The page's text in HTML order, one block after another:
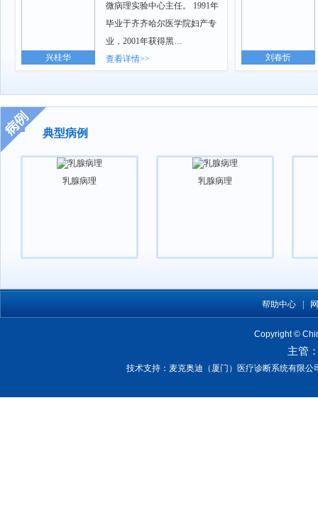
兴桂华
微病理实验中心主任。 1991年
毕业于齐齐哈尔医学院妇产专
业，2001年获得黑…
查看详情>>
刘春忻
典型病例
乳腺病理 乳腺病理
帮助中心
Copyright ©
主管
技术支持：麦克奥迪（厦门）医疗诊断系统有